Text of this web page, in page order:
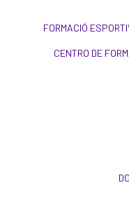
FORMACIÓ
CENTRO DE